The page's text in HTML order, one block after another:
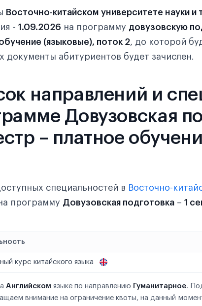
Восточно-китайском университете науки и
- 1.09.2026 на программу довузовскую
(языковые), поток 2, до которой
документы абитуриентов будет зачислен.
направлений и
Довузовская
– платное
специальностей в Восточно-
программу Довузовская подготовка – 1
курс китайского языка
Английском языке по направлению Гуманитарное.
внимание на ограничение квоты, на данный